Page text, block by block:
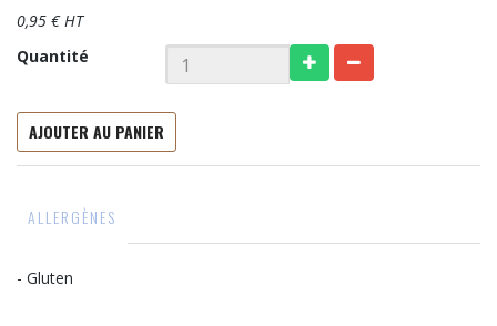
0,95 € HT
Quantité
AJOUTER AU PANIER
ALLERGÈNES
- Gluten